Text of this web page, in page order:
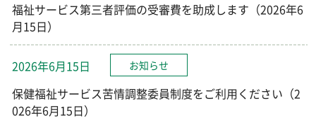
福祉サービス第三者評価の受審費を助成します（2026年6
月15日）
2026年6月15日 お知らせ
保健福祉サービス苦情調整委員制度をご利用ください（2
026年6月15日）